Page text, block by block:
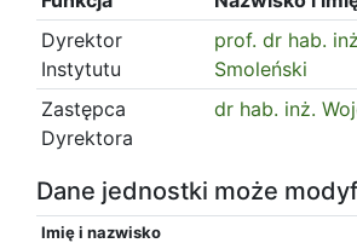
Dyrektor
Instytutu
prof. dr hab.
Smoleński
Zastępca
Dyrektora
dr hab. inż.
Dane jednostki może
Imię i nazwisko